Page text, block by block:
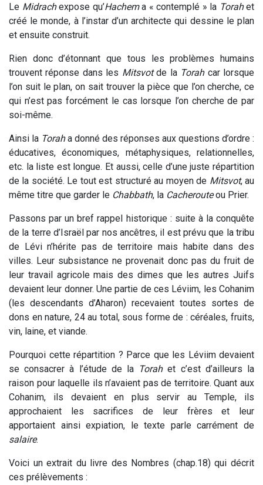
Le Midrachexpose qu’Hachema « contemplé » la Torahet
créé le monde, à l’instar d’un architecte qui dessine le plan
et ensuite construit.
Rien donc d’étonnant que tous les problèmes humains
trouvent réponse dans les Mitsvotde la Torahcar lorsque
l’on suit le plan, on sait trouver la pièce que l’on cherche, ce
qui n’est pas forcément le cas lorsque l’on cherche de par
soi-même.
Ainsi la Toraha donné des réponses aux questions d’ordre :
éducatives, économiques, métaphysiques, relationnelles,
etc. la liste est longue. Et aussi, celle d’une juste répartition
de la société. Le tout est structuré au moyen de Mitsvot, au
même titre que garder le Chabbath, la Cacherouteou Prier.
Passons par un bref rappel historique : suite à la conquête
de la terre d’Israël par nos ancêtres, il est prévu que la tribu
de Lévi n’hérite pas de territoire mais habite dans des
villes. Leur subsistance ne provenait donc pas du fruit de
leur travail agricole mais des dimes que les autres Juifs
devaient leur donner. Une partie de ces Léviim, les Cohanim
(les descendants d’Aharon) recevaient toutes sortes de
dons en nature, 24 au total, sous forme de : céréales, fruits,
vin, laine, et viande.
Pourquoi cette répartition ? Parce que les Léviim devaient
se consacrer à l’étude de la Torahet c’est d’ailleurs la
raison pour laquelle ils n’avaient pas de territoire. Quant aux
Cohanim, ils devaient en plus servir au Temple, ils
approchaient les sacrifices de leur frères et leur
apportaient ainsi expiation, le texte parle carrément de
salaire.
Voici un extrait du livre des Nombres (chap.18) qui décrit
ces prélèvements :